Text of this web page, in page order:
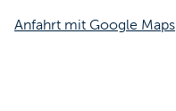
Anfahrt mit Google Maps